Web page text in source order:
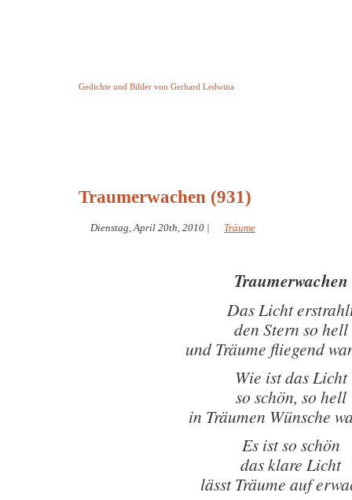
Gedichte und Bilder von Gerhard Ledwina
Traumerwachen (931)
Dienstag, April 20th, 2010 | Träume
Traumerwachen
Das Licht
den Stern so hell
und Träume fliegend
Wie ist das Licht
so schön, so hell
in Träumen Wünsche
Es ist so schön
das klare Licht
lässt Träume auf